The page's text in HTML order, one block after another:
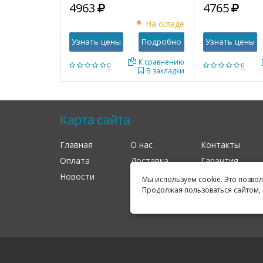
Мы используем cookie. Это
Продолжая пользоваться
0
4963
На складе
В закладки
К сравнению
Узнать цены Подробно
0
4765
Узнать цены
Карта сайта
Главная О нас
Контакты
Оплата
Доставка
Гарантия
Новости
Оферта Соглашение